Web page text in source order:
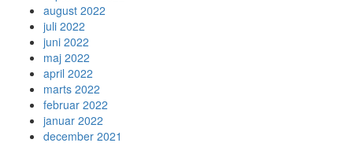
august 2022
juli 2022
juni 2022
maj 2022
april 2022
marts 2022
februar 2022
januar 2022
december 2021